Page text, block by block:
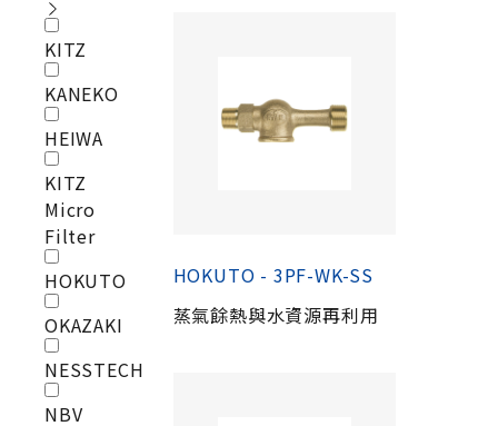
KITZ
KANEKO
HEIWA
KITZ
Micro
Filter
HOKUTO
OKAZAKI
NESSTECH
NBV
HOKUTO - 3PF-WK-SS
蒸氣餘熱與水資源再利用